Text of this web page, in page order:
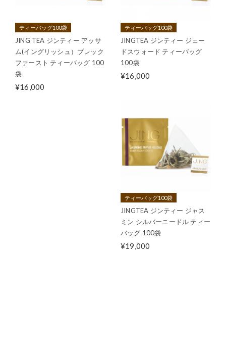
ティーバッグ100袋
JING TEA ジンティー アッサ
ム(イングリッシュ）ブレック
ファースト ティーバッグ 100
袋
¥16,000
ティーバッグ100袋
JINGTEA ジンティー ジェー
ドスウォード ティーバッグ
100袋
¥16,000
ティーバッグ100袋
JINGTEA ジンティー ジャス
ミン シルバーニードル ティー
バッグ 100袋
¥19,000